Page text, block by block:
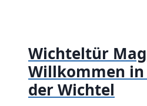
Wichteltür
Willkommen
der Wichtel